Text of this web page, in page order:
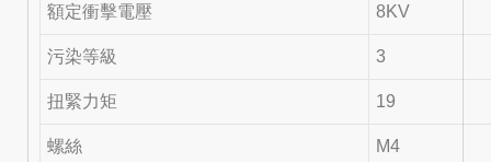
額定衝擊電壓 8KV
污染等級 3
扭緊力矩 19
螺絲 M4